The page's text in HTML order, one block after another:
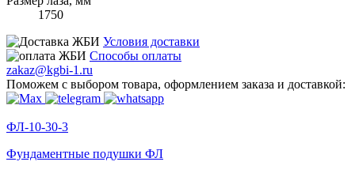
1750
Условия доставки
Способы оплаты
zakaz@kgbi-1.ru
Поможем с выбором товара, оформлением заказа и доставкой:
ФЛ-10-30-3
Фундаментные подушки ФЛ